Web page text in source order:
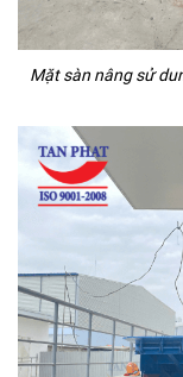
Mặt sàn nâng sử